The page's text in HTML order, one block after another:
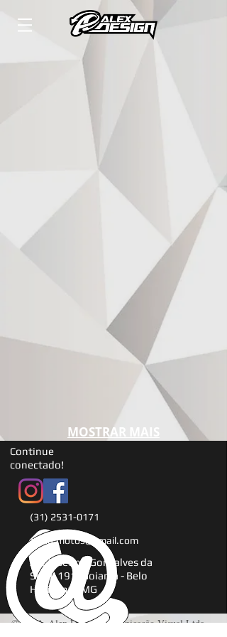
MOSTRAR MAIS
© 2014 Alex Design Comunicação Visual Ltda.
(31) 2531-0171
alexd.motos@gmail.com
Av. Josefino Gonçalves da
Silva, 191, Goiania - Belo
Horizonte.MG
Continue
conectado!
© Copyright